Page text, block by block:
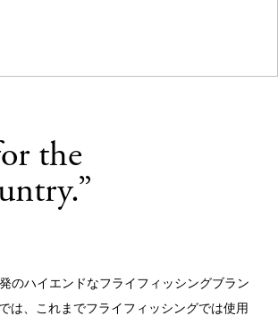
the
のハイエンドなフライフィッシングブラン
は、これまでフライフィッシングでは使用